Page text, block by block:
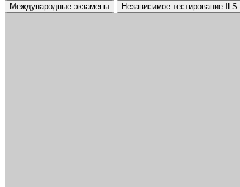
Международные экзамены Независимое тестирование ILS